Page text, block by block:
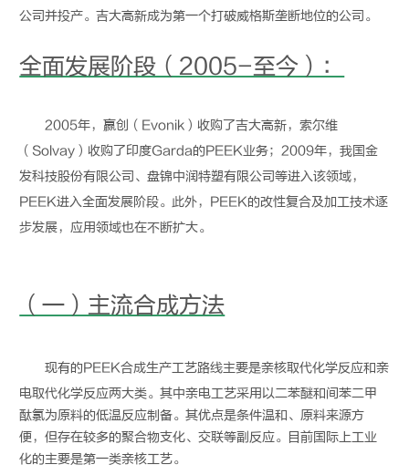
公司并投产。吉大高新成为第一个打破威格斯垄断地位的公司。
全面发展阶段（2005-至今）：
2005年，赢创（Evonik）收购了吉大高新，索尔维
（Solvay）收购了印度Garda的PEEK业务；2009年，我国金
发科技股份有限公司、盘锦中润特塑有限公司等进入该领域，
PEEK进入全面发展阶段。此外， PEEK的改性复合及加工技术逐
步发展，应用领域也在不断扩大。
（一）主流合成方法
现有的PEEK合成生产工艺路线主要是亲核取代化学反应和亲
电取代化学反应两大类。其中亲电工艺采用以二苯醚和间苯二甲
酞氯为原料的低温反应制备。其优点是条件温和、原料来源方
便，但存在较多的聚合物支化、交联等副反应。目前国际上工业
化的主要是第一类亲核工艺。